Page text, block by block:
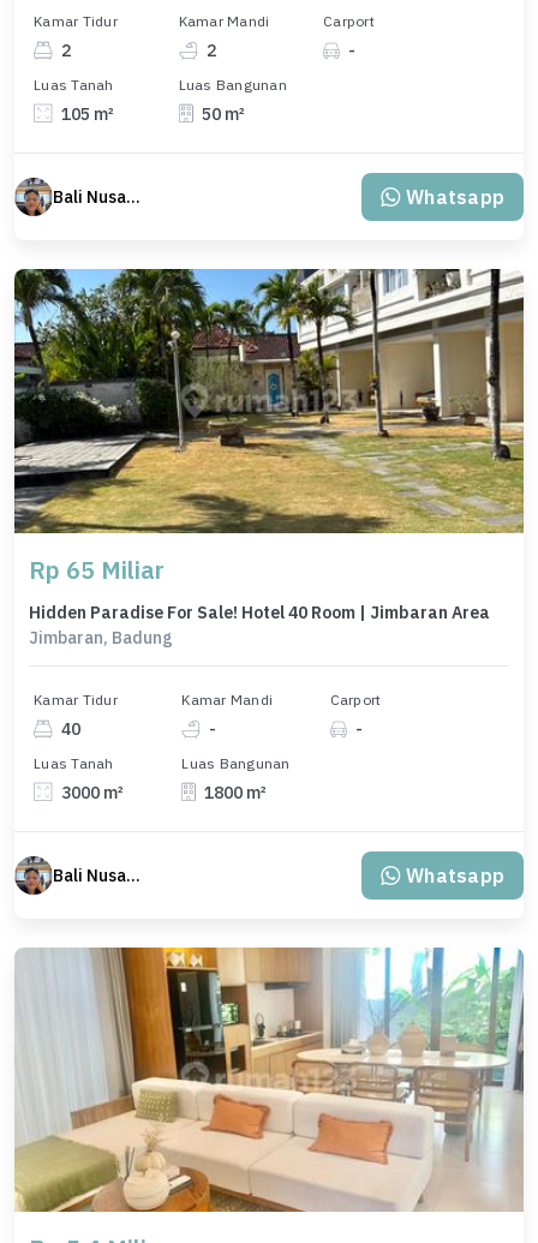
Kamar Tidur
2
Kamar Mandi
2
Carport
-
Luas Tanah
105 m²
Luas Bangunan
50 m²
Bali Nusantara Travel Whatsapp
Rp 65 Miliar
Hidden Paradise For Sale! Hotel 40 Room | Jimbaran Area
Jimbaran, Badung
Kamar Tidur
40
Kamar Mandi
-
Carport
-
Luas Tanah
3000 m²
Luas Bangunan
1800 m²
Bali Nusantara Travel Whatsapp